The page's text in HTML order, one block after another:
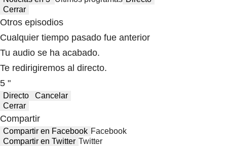
Cerrar
Otros episodios
Cualquier tiempo pasado fue anterior
Tu audio se ha acabado.
Te redirigiremos al directo.
5 "
Directo
Cancelar
Cerrar
Compartir
Compartir en Facebook Facebook
Compartir en Twitter Twitter